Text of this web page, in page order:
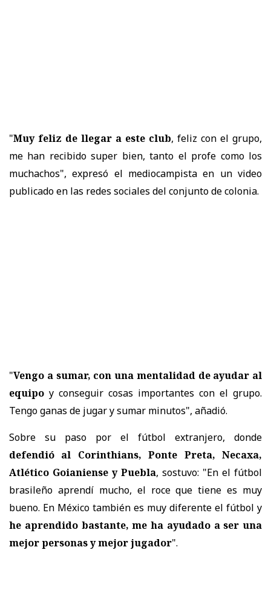
"Muy feliz de llegar a este club, feliz con el grupo,
me han recibido super bien, tanto el profe como los
muchachos", expresó el mediocampista en un video
publicado en las redes sociales del conjunto de colonia.
"Vengo a sumar, con una mentalidad de ayudar al
equipo y conseguir cosas importantes con el grupo.
Tengo ganas de jugar y sumar minutos", añadió.
Sobre su paso por el fútbol extranjero, donde
defendió al Corinthians, Ponte Preta, Necaxa,
Atlético Goianiense y Puebla, sostuvo: "En el fútbol
brasileño aprendí mucho, el roce que tiene es muy
bueno. En México también es muy diferente el fútbol y
he aprendido bastante, me ha ayudado a ser una
mejor personas y mejor jugador".